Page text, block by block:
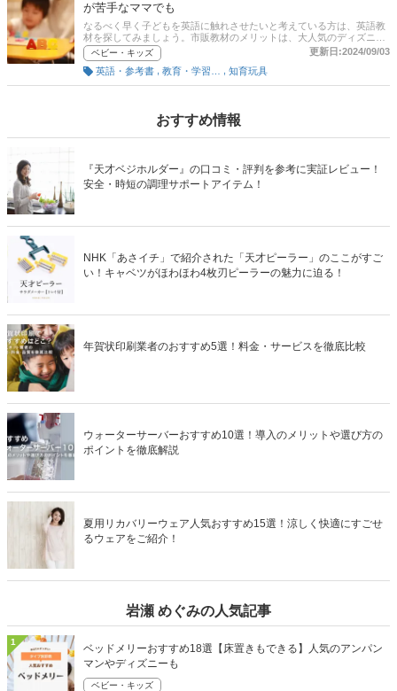
が苦手なママでも
なるべく早く子どもを英語に触れさせたいと考えている方は、英語教
材を探してみましょう。市販教材のメリットは、大人気のディズニー
英語システムのような通信教育と比べて手軽に取り入れることができ
る点。とはいえ、DVD・CD・本・おもちゃなど種類も多い英語教
材。そこでこの記事では、対象年齢や教材の特徴を種類ごとに徹底解
説していきます。とくに、「子どもが楽しく学べるか」という視点で
ベビー・キッズ
更新日:2024/09/03
英語・参考書
知育玩具
おすすめ情報
『天才ベジホルダー』の口コミ・評判を参考に実証レビュー！
安全・時短の調理サポートアイテム！
NHK「あさイチ」で紹介された「天才ピーラー」のここがすご
い！キャベツがほわほわ4枚刃ピーラーの魅力に迫る！
年賀状印刷業者のおすすめ5選！料金・サービスを徹底比較
ウォーターサーバーおすすめ10選！導入のメリットや選び方の
ポイントを徹底解説
夏用リカバリーウェア人気おすすめ15選！涼しく快適にすごせ
るウェアをご紹介！
岩瀬 めぐみの人気記事
1
ベッドメリーおすすめ18選【床置きもできる】人気のアンパン
マンやディズニーも
ベビー・キッズ